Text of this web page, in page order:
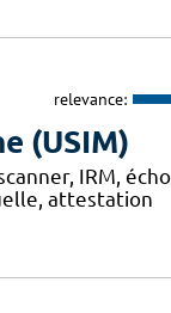
relevance:
(USIM)
IRM,
attestation